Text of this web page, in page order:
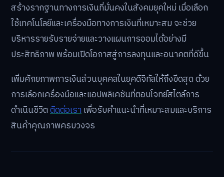
สร้างรากฐานทางการเงินที่มั่นคงในสังคมยุคใหม่ เมื่อเลือก
ใช้เทคโนโลยีและเครื่องมือทางการเงินที่เหมาะสม จะช่วย
บริหารรายรับรายจ่ายและวางแผนการออมได้อย่างมี
ประสิทธิภาพ พร้อมเปิดโอกาสสู่การลงทุนและอนาคตที่ดีขึ้น
เพิ่มศักยภาพการเงินส่วนบุคคลในยุคดิจิทัลให้ถึงขีดสุด ด้วย
การเลือกเครื่องมือและแอปพลิเคชันที่ตอบโจทย์สไตล์การ
ดำเนินชีวิตติดต่อเราเพื่อรับคำแนะนำที่เหมาะสมและบริการ
สินค้าคุณภาพครบวงจร